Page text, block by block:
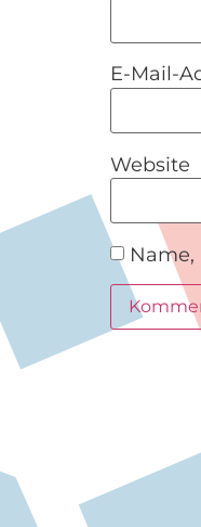
E-Mail-
Website